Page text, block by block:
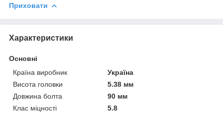
Приховати
Характеристики
Основні
Країна виробник
Україна
Висота головки
5.38 мм
Довжина болта
90 мм
Клас міцності
5.8